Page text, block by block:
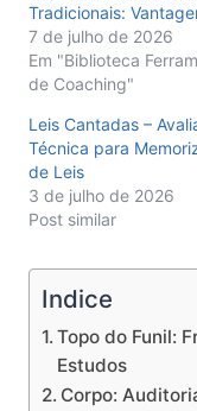
Tradicionais:
7 de julho de 2026
Em "Biblioteca
de Coaching"
Leis Cantadas –
Técnica para
de Leis
3 de julho de 2026
Post similar
Indice
Topo do Funil:
Estudos
Corpo: